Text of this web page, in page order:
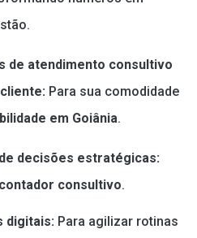
de atendimento consultivo
Para sua comodidade
em Goiânia.
decisões estratégicas:
contador consultivo.
digitais: Para agilizar rotinas